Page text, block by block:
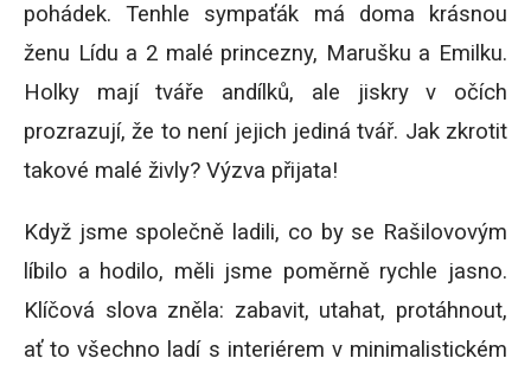
pohádek. Tenhle sympaťák má doma krásnou
ženu Lídu a 2 malé princezny, Marušku a Emilku.
Holky mají tváře andílků, ale jiskry v očích
prozrazují, že to není jejich jediná tvář. Jak zkrotit
takové malé živly? Výzva přijata!
Když jsme společně ladili, co by se Rašilovovým
líbilo a hodilo, měli jsme poměrně rychle jasno.
Klíčová slova zněla: zabavit, utahat, protáhnout,
ať to všechno ladí s interiérem v minimalistickém